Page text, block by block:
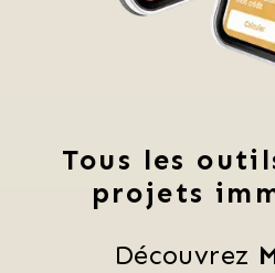
Tous les
projets
Découvrez